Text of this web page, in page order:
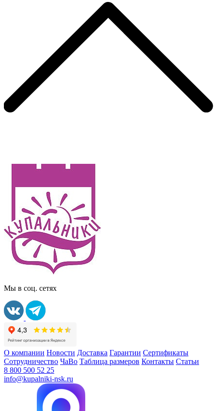
Мы в соц. сетях
О компании Новости Доставка Гарантии Сертификаты
Сотрудничество ЧаВо Таблица размеров Контакты Статьи
8 800 500 52 25
info@kupalniki-nsk.ru